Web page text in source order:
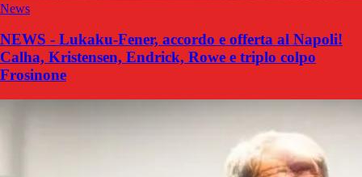
News
NEWS - Lukaku-Fener, accordo e offerta al Napoli!
Calha, Kristensen, Endrick, Rowe e triplo colpo
Frosinone